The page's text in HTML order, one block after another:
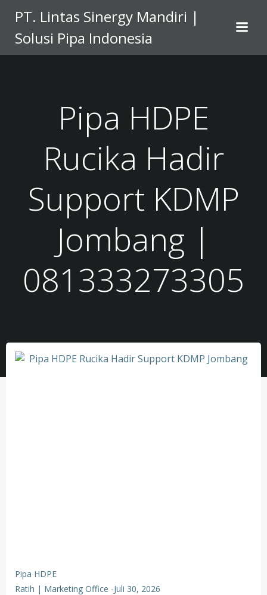
to
content
PT. Lintas Sinergy Mandiri |
Solusi Pipa Indonesia
Pipa HDPE
Rucika Hadir
Support KDMP
Jombang |
081333273305
Pipa HDPE
Ratih | Marketing Office -Juli 30, 2026